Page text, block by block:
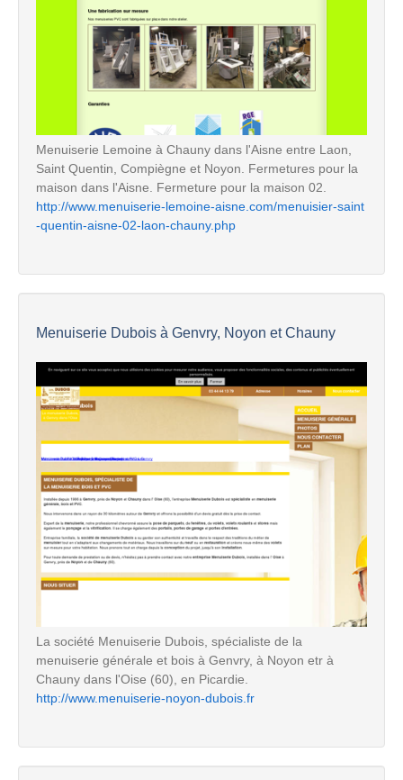
Menuiserie Lemoine à Chauny dans l'Aisne entre Laon,
Saint Quentin, Compiègne et Noyon. Fermetures pour la
maison dans l'Aisne. Fermeture pour la maison 02.
http://www.menuiserie-lemoine-aisne.com/menuisier-saint
-quentin-aisne-02-laon-chauny.php
Menuiserie Dubois à Genvry, Noyon et Chauny
La société Menuiserie Dubois, spécialiste de la
menuiserie générale et bois à Genvry, à Noyon etr à
Chauny dans l'Oise (60), en Picardie.
http://www.menuiserie-noyon-dubois.fr